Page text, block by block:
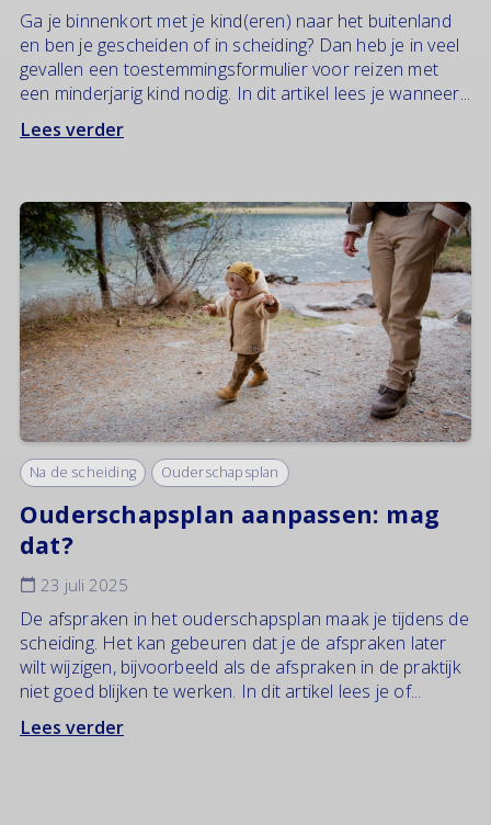
Ga je binnenkort met je kind(eren) naar het buitenland
en ben je gescheiden of in scheiding? Dan heb je in veel
gevallen een toestemmingsformulier voor reizen met
een minderjarig kind nodig. In dit artikel lees je wanneer...
Lees verder
Na de scheiding Ouderschapsplan
Ouderschapsplan aanpassen: mag
dat?
23 juli 2025
De afspraken in het ouderschapsplan maak je tijdens de
scheiding. Het kan gebeuren dat je de afspraken later
wilt wijzigen, bijvoorbeeld als de afspraken in de praktijk
niet goed blijken te werken. In dit artikel lees je of...
Lees verder